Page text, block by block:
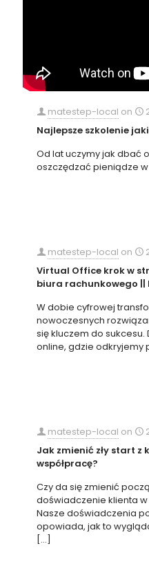
matestep-local on
Najlepsze szkolenie
Od lat uczymy jak dbać
oszczędzać pieniądze
matestep-local on
Virtual Office krok w
biura rachunkowego
W dobie cyfrowej
nowoczesnych
się kluczem do sukcesu.
online, gdzie odkryjemy
matestep-local on
Jak zmienić zły start z
współpracę?
Czy da się zmienić
doświadczenie klienta
Nasze doświadczenia
opowiada, jak to
[…]